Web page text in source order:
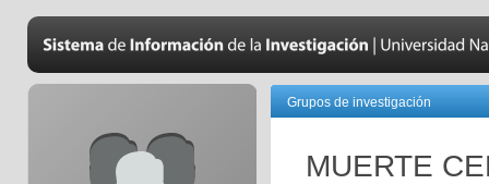
Grupos de investigación
MUERTE